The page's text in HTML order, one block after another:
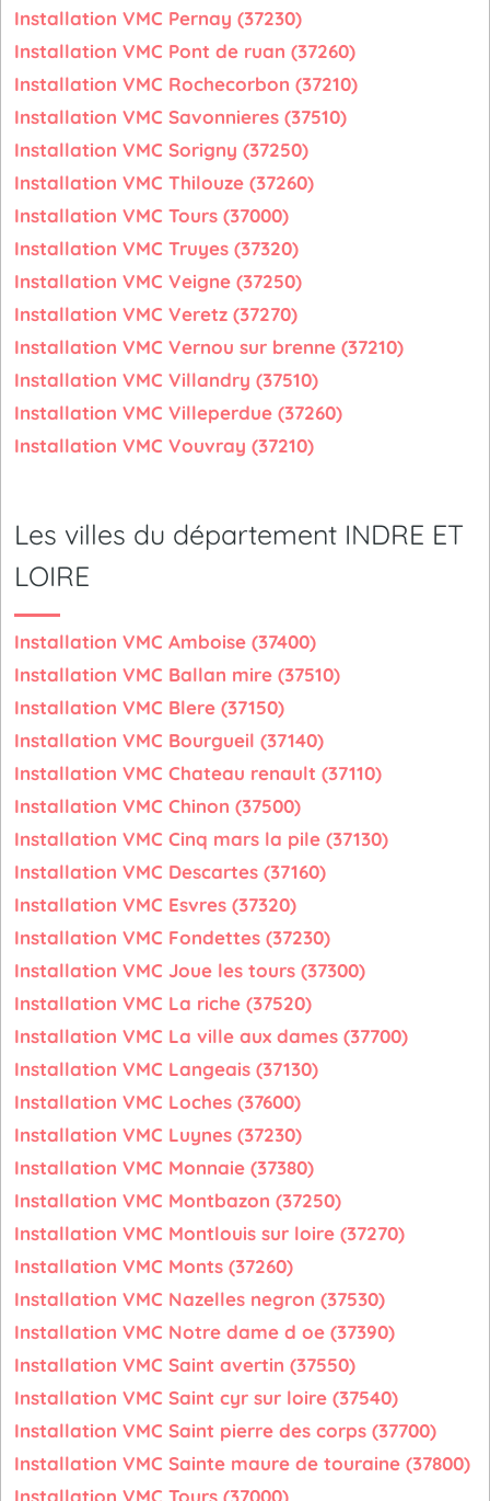
Installation VMC Pernay (37230)
Installation VMC Pont de ruan (37260)
Installation VMC Rochecorbon (37210)
Installation VMC Savonnieres (37510)
Installation VMC Sorigny (37250)
Installation VMC Thilouze (37260)
Installation VMC Tours (37000)
Installation VMC Truyes (37320)
Installation VMC Veigne (37250)
Installation VMC Veretz (37270)
Installation VMC Vernou sur brenne (37210)
Installation VMC Villandry (37510)
Installation VMC Villeperdue (37260)
Installation VMC Vouvray (37210)
Les villes du département INDRE ET
LOIRE
Installation VMC Amboise (37400)
Installation VMC Ballan mire (37510)
Installation VMC Blere (37150)
Installation VMC Bourgueil (37140)
Installation VMC Chateau renault (37110)
Installation VMC Chinon (37500)
Installation VMC Cinq mars la pile (37130)
Installation VMC Descartes (37160)
Installation VMC Esvres (37320)
Installation VMC Fondettes (37230)
Installation VMC Joue les tours (37300)
Installation VMC La riche (37520)
Installation VMC La ville aux dames (37700)
Installation VMC Langeais (37130)
Installation VMC Loches (37600)
Installation VMC Luynes (37230)
Installation VMC Monnaie (37380)
Installation VMC Montbazon (37250)
Installation VMC Montlouis sur loire (37270)
Installation VMC Monts (37260)
Installation VMC Nazelles negron (37530)
Installation VMC Notre dame d oe (37390)
Installation VMC Saint avertin (37550)
Installation VMC Saint cyr sur loire (37540)
Installation VMC Saint pierre des corps (37700)
Installation VMC Sainte maure de touraine (37800)
Installation VMC Tours (37000)